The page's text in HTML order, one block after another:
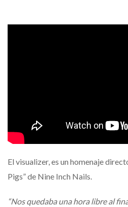
El visualizer, es un homenaje
Pigs” de Nine Inch Nails.
“Nos quedaba una hora libre al